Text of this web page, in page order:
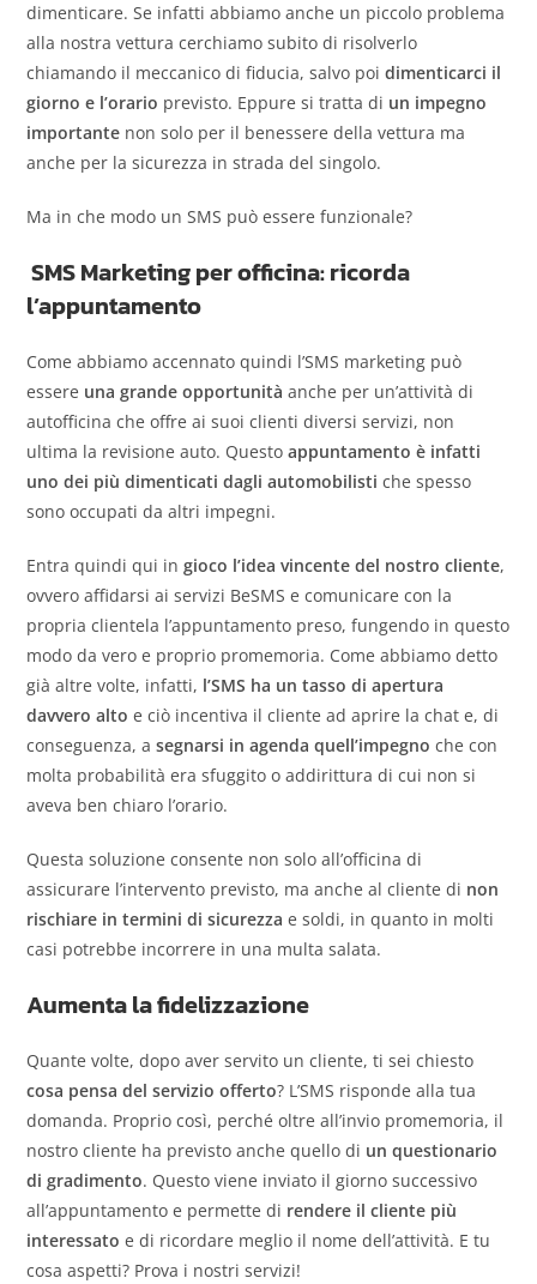
dimenticare. Se infatti abbiamo anche un piccolo problema
alla nostra vettura cerchiamo subito di risolverlo
chiamando il meccanico di fiducia, salvo poidimenticarci il
giorno e l’orario previsto. Eppure si tratta di un impegno
importante non solo per il benessere della vettura ma
anche per la sicurezza in strada del singolo.
Ma in che modo un SMS può essere funzionale?
SMS Marketing per officina: ricorda
l’appuntamento
Come abbiamo accennato quindi l’SMS marketing può
essere una grande opportunità anche per un’attività di
autofficina che offre ai suoi clienti diversi servizi, non
ultima la revisione auto. Questoappuntamento è infatti
uno dei più dimenticati dagli automobilisti che spesso
sono occupati da altri impegni.
Entra quindi qui ingioco l’idea vincente del nostro cliente,
ovvero affidarsi ai servizi BeSMS e comunicare con la
propria clientela l’appuntamento preso, fungendo in questo
modo da vero e proprio promemoria. Come abbiamo detto
già altre volte, infatti, l’SMS ha un tasso di apertura
davvero altoe ciò incentiva il cliente ad aprire la chat e, di
conseguenza, asegnarsi in agenda quell’impegno che con
molta probabilità era sfuggito o addirittura di cui non si
aveva ben chiaro l’orario.
Questa soluzione consente non solo all’officina di
assicurare l’intervento previsto, ma anche al cliente di non
rischiare in termini di sicurezza e soldi, in quanto in molti
casi potrebbe incorrere in una multa salata.
Aumenta la fidelizzazione
Quante volte, dopo aver servito un cliente, ti sei chiesto
cosa pensa del servizio offerto? L’SMS risponde alla tua
domanda. Proprio così, perché oltre all’invio promemoria, il
nostro cliente ha previsto anche quello di un questionario
di gradimento. Questo viene inviato il giorno successivo
all’appuntamento e permette di rendere il cliente più
interessato e di ricordare meglio il nome dell’attività. E tu
cosa aspetti? Prova i nostri servizi!